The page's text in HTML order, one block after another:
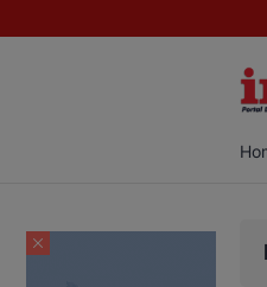
Sabu di Pangkalan Bun, Dua